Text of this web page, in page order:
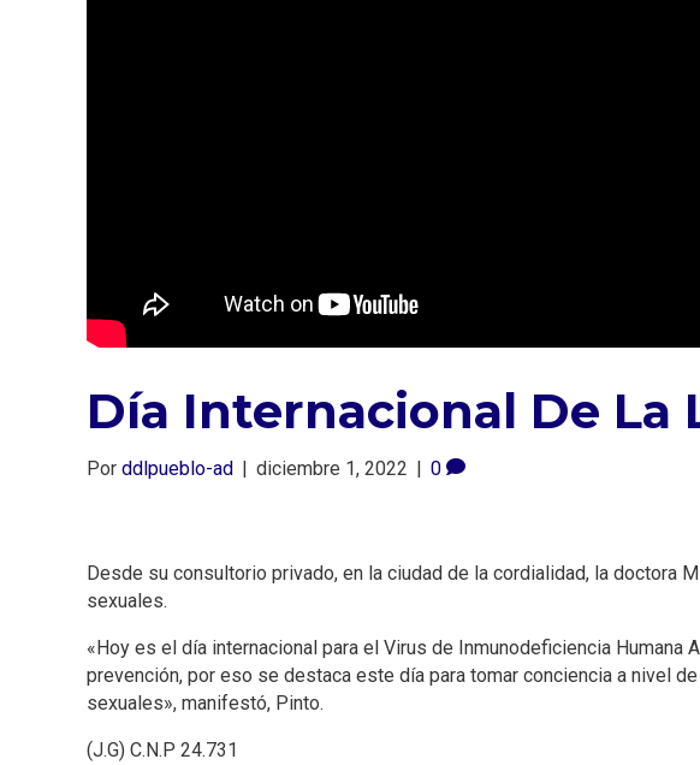
Día Internacional De La
Por ddlpueblo-ad diciembre 1, 2022 0
Desde su consultorio privado, en la ciudad de la cordialidad, la doctora
sexuales.
«Hoy es el día internacional para el Virus de Inmunodeficiencia Humana
prevención, por eso se destaca este día para tomar conciencia a nivel
sexuales», manifestó, Pinto.
(J.G) C.N.P 24.731